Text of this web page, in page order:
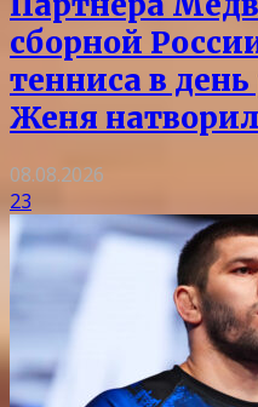
сборной
тенниса в
Женя
08.08.2026
23